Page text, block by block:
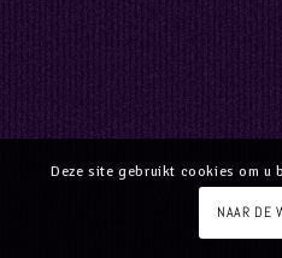
Deze site gebruikt cookies om u
NAAR DE